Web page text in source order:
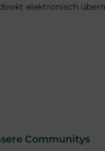
elektronisch
Communitys